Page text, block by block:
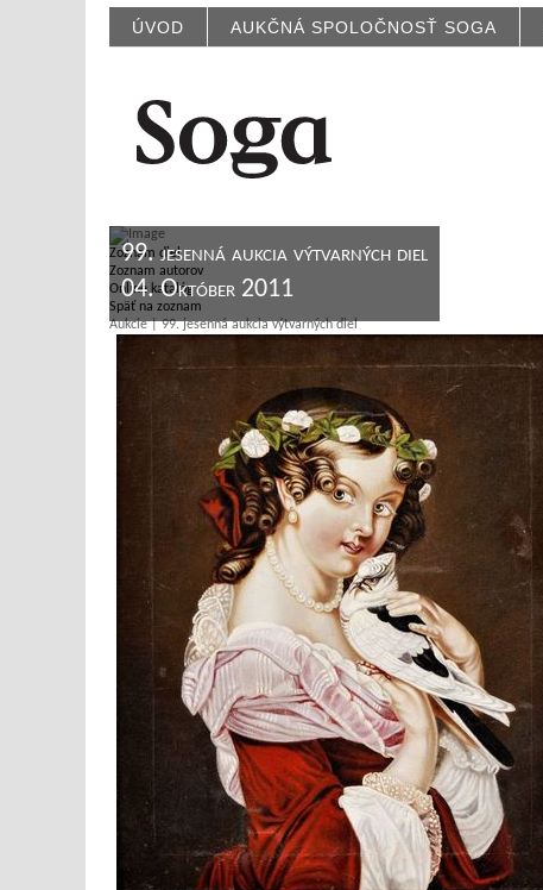
ÚVOD AUKČNÁ SPOLOČNOSŤ SOGA
99. jesenná aukcia výtvarných diel
04. Október 2011
Zoznam diel
Zoznam autorov
Online katalóg
Späť na zoznam
Aukcie | 99. jesenná aukcia výtvarných diel